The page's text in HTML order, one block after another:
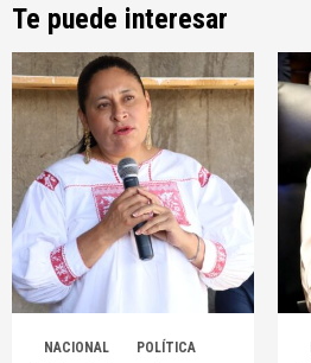
Te puede interesar
NACIONAL POLÍTICA